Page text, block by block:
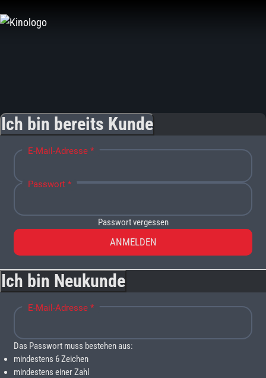
Inhalt
Ich bin bereits Kunde
E-Mail-Adresse *
Passwort *
Passwort vergessen
ANMELDEN
Ich bin Neukunde
E-Mail-Adresse *
Das Passwort muss bestehen aus:
mindestens 6 Zeichen
mindestens einer Zahl